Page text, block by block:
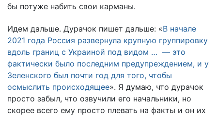
бы потуже набить свои карманы.
Идем дальше. Дурачок пишет дальше: «В начале
2021 года Россия развернула крупную группировку
вдоль границ с Украиной под видом … — это
фактически было последним предупреждением, и у
Зеленского был почти год для того, чтобы
осмыслить происходящее». Я думаю, что дурачок
просто забыл, что озвучили его начальники, но
скорее всего ему просто плевать на факты и он их